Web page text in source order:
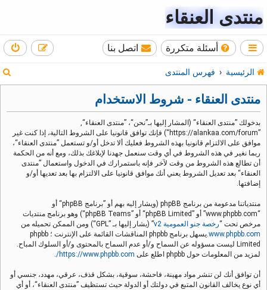
منتدى العنقاء
أسئلة متكررة اتصل بنا
الرئيسية فهرس المنتدى
منتدى العنقاء - شروط الاستخدام
بدخولك ”منتدى العنقاء“ (المشار إليها بـ”نحن“، ”منتدى العنقاء“,
”https://alankaa.com/forum“) فإنك توافق قانونيا على الشروط التالية، إذا كنت غير
موافق على الالتزام قانونيا بهذه الشروط فعليك ألا تدخل أو/و تستعمل ”منتدى العنقاء“،
ربما نغير في هذه الشروط في أي وقت سنعمل جهدنا لإبلاغك بذلك، ومع أنه من الحكمة
أن تطالع هذه الشروط من وقت لآخر فإنه باستمرارك في الدخول واستعمال ”منتدى
العنقاء“ بعد تعديل الشروط يعني أنك موافق قانونيا على الالتزام بها بعد تعديها أو/و
إضافتها.
منتدياتنا مدعومة من برنامج phpBB (ويشار إليه بهم أو ”برنامج phpBB“ أو
“www.phpbb.com” أو ”phpBB Limited“ أو ”phpBB Teams“) وهو برنامج منتديات
مرخص تحت “رخصة جنو العمومية v2
” (يشار إليها بـ ”GPL“) ومن الممكن تحميله من
www.phpbb.com
.يسهل برنامج phpbb المناقشات القائمة على الإنترنت ؛ phpbb
Limited ليست مسؤوله عن السماح و/أو عدم السماح بالمحتوى و/أو السلوك المباح.
لمزيد من المعلومات حول phpbb اطلع على
https://www.phpbb.com/
.
أن توافق أنك لن تنشر مواد مهينة، فاحشة، سوقية، بشكل قذف، عرقي، مهدد، جنسي أو
أي نوع يخالف القانون المتبع في دولتك أو الدولة حيث تستظيف ”منتدى العنقاء“، أو أي